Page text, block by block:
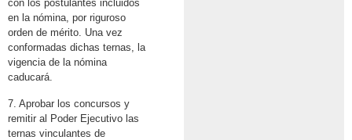
con los postulantes incluidos
en la nómina, por riguroso
orden de mérito. Una vez
conformadas dichas ternas, la
vigencia de la nómina
caducará.
7. Aprobar los concursos y
remitir al Poder Ejecutivo las
ternas vinculantes de